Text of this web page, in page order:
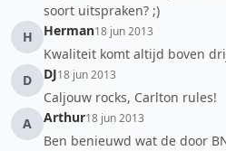
soort uitspraken? ;)
H
Herman18 jun 2013
Kwaliteit komt altijd boven
D
DJ18 jun 2013
Caljouw rocks, Carlton rules!
A
Arthur18 jun 2013
Ben benieuwd wat de door